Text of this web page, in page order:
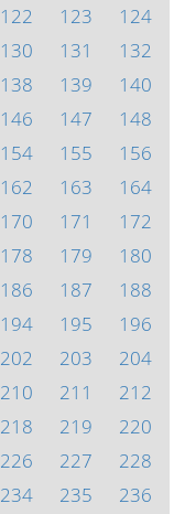
122 123
124
130 131
132
138 139
140
146 147
148
154 155
156
162 163
164
170 171
172
178 179
180
186 187
188
194 195
196
202 203
204
210 211
212
218 219
220
226 227
228
234 235
236